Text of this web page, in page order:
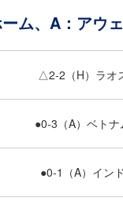
ム、A：アウ
△2-2（H）ラオ
●0-3（A）ベトナ
●0-1（A）イン